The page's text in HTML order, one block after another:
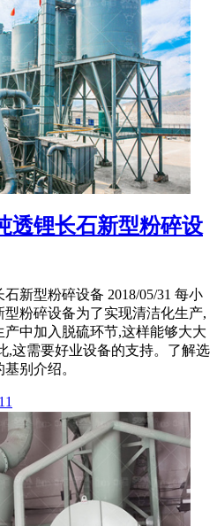
透锂长石新型粉碎设
新型粉碎设备 2018/05/31 每小
型粉碎设备为了实现清洁化生产,
中加入脱硫环节,这样能够大大
,这需要好业设备的支持。了解选
别介绍。